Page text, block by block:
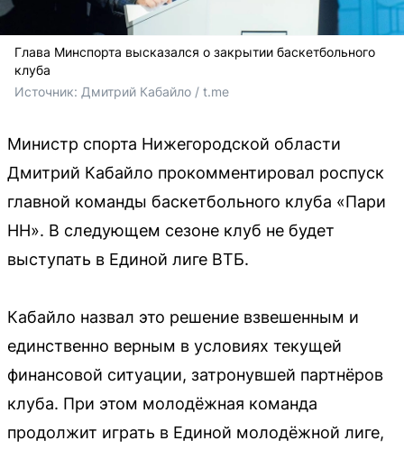
Глава Минспорта высказался о закрытии баскетбольного
клуба
Источник: Дмитрий Кабайло / t.me
Министр спорта Нижегородской области
Дмитрий Кабайло прокомментировал роспуск
главной команды баскетбольного клуба «Пари
НН». В следующем сезоне клуб не будет
выступать в Единой лиге ВТБ.
Кабайло назвал это решение взвешенным и
единственно верным в условиях текущей
финансовой ситуации, затронувшей партнёров
клуба. При этом молодёжная команда
продолжит играть в Единой молодёжной лиге,